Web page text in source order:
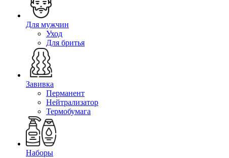
Для мужчин
Уход
Для бритья
Завивка
Перманент
Нейтрализатор
Термобумага
Наборы